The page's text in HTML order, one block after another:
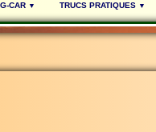
CAR ▼ TRUCS PRATIQUES ▼